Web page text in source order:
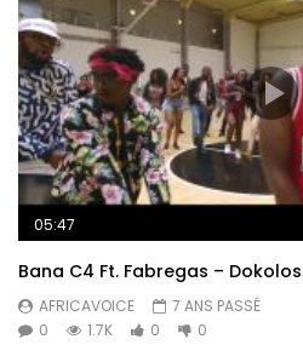
05:47
Bana C4 Ft. Fabregas –
AFRICAVOICE
7 ANS PASSÉ
0
1.7K 0 0